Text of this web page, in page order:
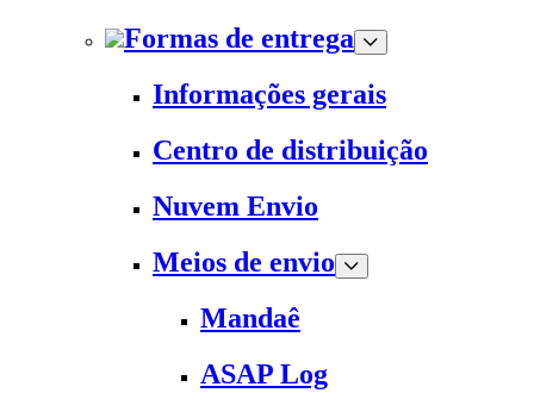
Formas de entrega
Informações gerais
Centro de distribuição
Nuvem Envio
Meios de envio
Mandaê
ASAP Log